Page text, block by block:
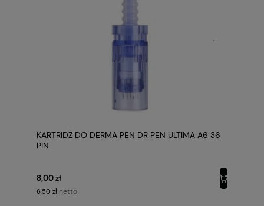
KARTRIDŻ DO DERMA PEN DR PEN ULTIMA A6 36
PIN
8,00 zł
6,50 zł netto